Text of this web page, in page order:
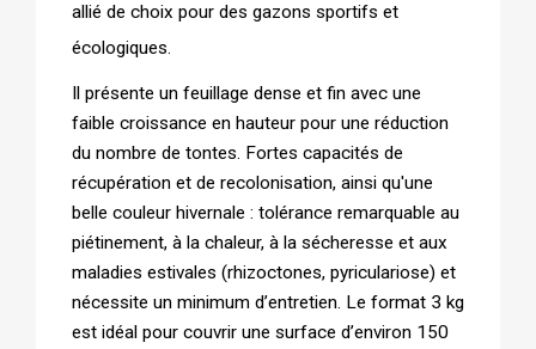
allié de choix pour des gazons sportifs et
écologiques.
Il présente un feuillage dense et fin avec une
faible croissance en hauteur pour une réduction
du nombre de tontes. Fortes capacités de
récupération et de recolonisation, ainsi qu'une
belle couleur hivernale : tolérance remarquable au
piétinement, à la chaleur, à la sécheresse et aux
maladies estivales (rhizoctones, pyriculariose) et
nécessite un minimum d’entretien. Le format 3 kg
est idéal pour couvrir une surface d’environ 150